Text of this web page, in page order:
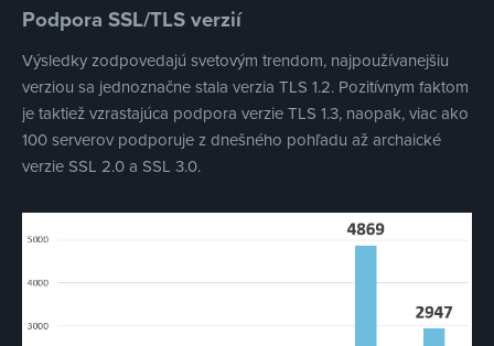
Podpora SSL/TLS verzií
Výsledky zodpovedajú svetovým trendom, najpoužívanejšiu
verziou sa jednoznačne stala verzia TLS 1.2. Pozitívnym faktom
je taktiež vzrastajúca podpora verzie TLS 1.3, naopak, viac ako
100 serverov podporuje z dnešného pohľadu až archaické
verzie SSL 2.0 a SSL 3.0.